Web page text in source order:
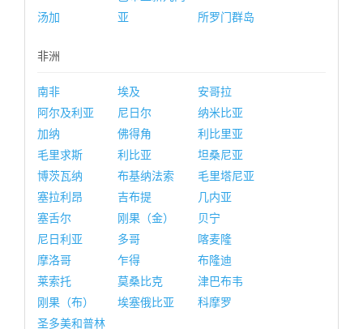
汤加
亚
所罗门群岛
非洲
南非 埃及
安哥拉
阿尔及利亚
尼日尔
纳米比亚
加纳
佛得角
利比里亚
毛里求斯
利比亚
坦桑尼亚
博茨瓦纳
布基纳法索
毛里塔尼亚
塞拉利昂
吉布提
几内亚
塞舌尔
刚果（金）
贝宁
尼日利亚
多哥
喀麦隆
摩洛哥
乍得
布隆迪
莱索托
莫桑比克
津巴布韦
刚果（布）
埃塞俄比亚
科摩罗
圣多美和普林